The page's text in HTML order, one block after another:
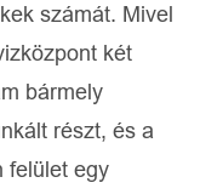
számát. Mivel
két
bármely
részt, és a
felület egy